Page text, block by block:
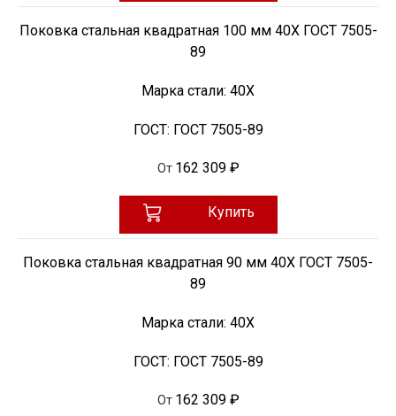
Поковка стальная квадратная 100 мм 40Х ГОСТ 7505-
89
Марка стали: 40Х
ГОСТ: ГОСТ 7505-89
От 162 309 ₽
Купить
Поковка стальная квадратная 90 мм 40Х ГОСТ 7505-
89
Марка стали: 40Х
ГОСТ: ГОСТ 7505-89
От 162 309 ₽